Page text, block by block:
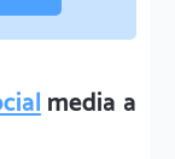
media a